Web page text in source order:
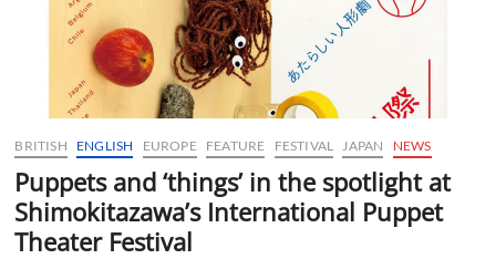
BRITISH ENGLISH EUROPE FEATURE FESTIVAL JAPAN NEWS
Puppets and ‘things’ in the spotlight at
Shimokitazawa’s International Puppet
Theater Festival